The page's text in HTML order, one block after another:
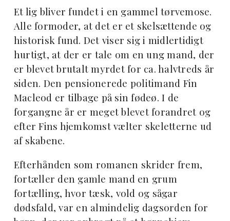
Et lig bliver fundet i en gammel tørvemose.
Alle formoder, at det er et skelsættende og
historisk fund. Det viser sig i midlertidigt
hurtigt, at der er tale om en ung mand, der
er blevet brutalt myrdet for ca. halvtreds år
siden. Den pensionerede politimand Fin
Macleod er tilbage på sin fødeø. I de
forgangne år er meget blevet forandret og
efter Fins hjemkomst vælter skeletterne ud
af skabene.
Efterhånden som romanen skrider frem,
fortæller den gamle mand en grum
fortælling, hvor tæsk, vold og sågar
dødsfald, var en almindelig dagsorden for